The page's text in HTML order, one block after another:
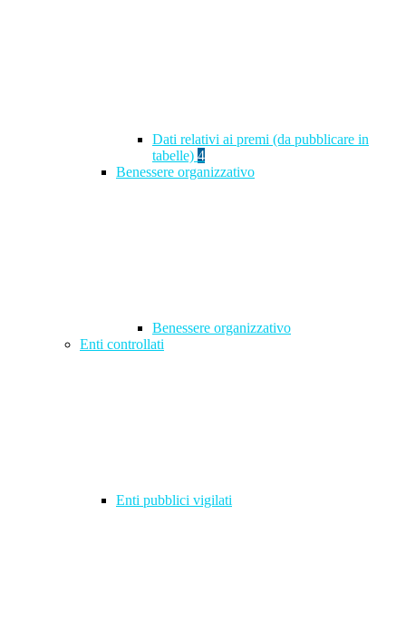
Dati relativi ai premi (da pubblicare in
tabelle) 4
Benessere organizzativo
Benessere organizzativo
Enti controllati
Enti pubblici vigilati